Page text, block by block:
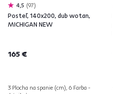
4,5 97
Posteľ, 140x200, dub wotan,
MICHIGAN NEW
165 €
3 Plocha na spanie (cm), 6 Farba -